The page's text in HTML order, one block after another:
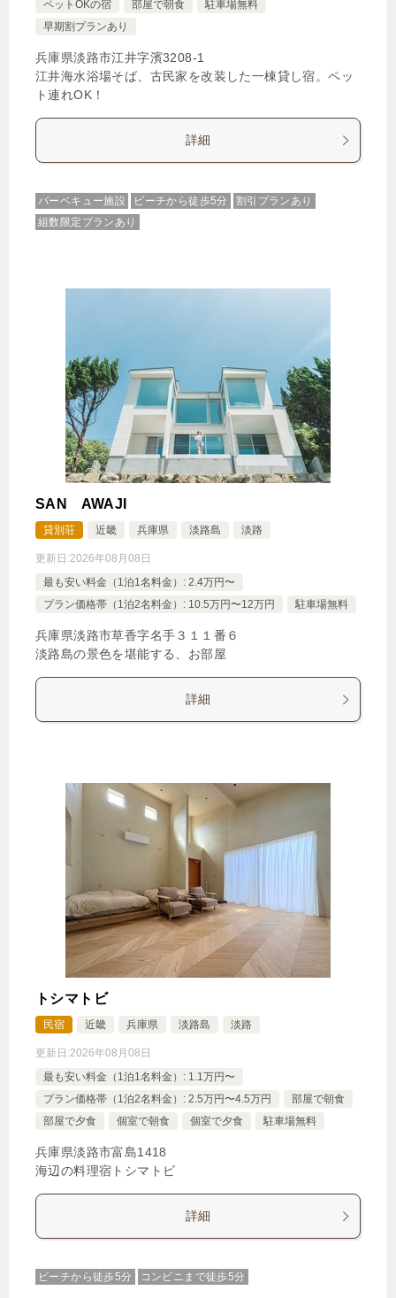
ペットOKの宿 部屋で朝食
駐車場無料
早期割プランあり
兵庫県淡路市江井字濱3208‐1
江井海水浴場そば、古民家を改装した一棟貸し宿。ペッ
ト連れOK！
詳細
バーベキュー施設 ビーチから徒歩5分
割引プランあり
組数限定プランあり
SAN AWAJI
貸別荘 近畿 兵庫県 淡路島 淡路
更新日:2026年08月08日
最も安い料金（1泊1名料金）: 2.4万円〜
プラン価格帯（1泊2名料金）: 10.5万円〜12万円
駐車場無料
兵庫県淡路市草香字名手３１１番６
淡路島の景色を堪能する、お部屋
詳細
トシマトビ
民宿 近畿 兵庫県 淡路島 淡路
更新日:2026年08月08日
最も安い料金（1泊1名料金）: 1.1万円〜
プラン価格帯（1泊2名料金）: 2.5万円〜4.5万円
部屋で朝食
部屋で夕食
個室で朝食 個室で夕食 駐車場無料
兵庫県淡路市富島1418
海辺の料理宿トシマトビ
詳細
ビーチから徒歩5分 コンビニまで徒歩5分